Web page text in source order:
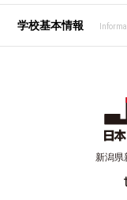
学校基本情報
新潟県